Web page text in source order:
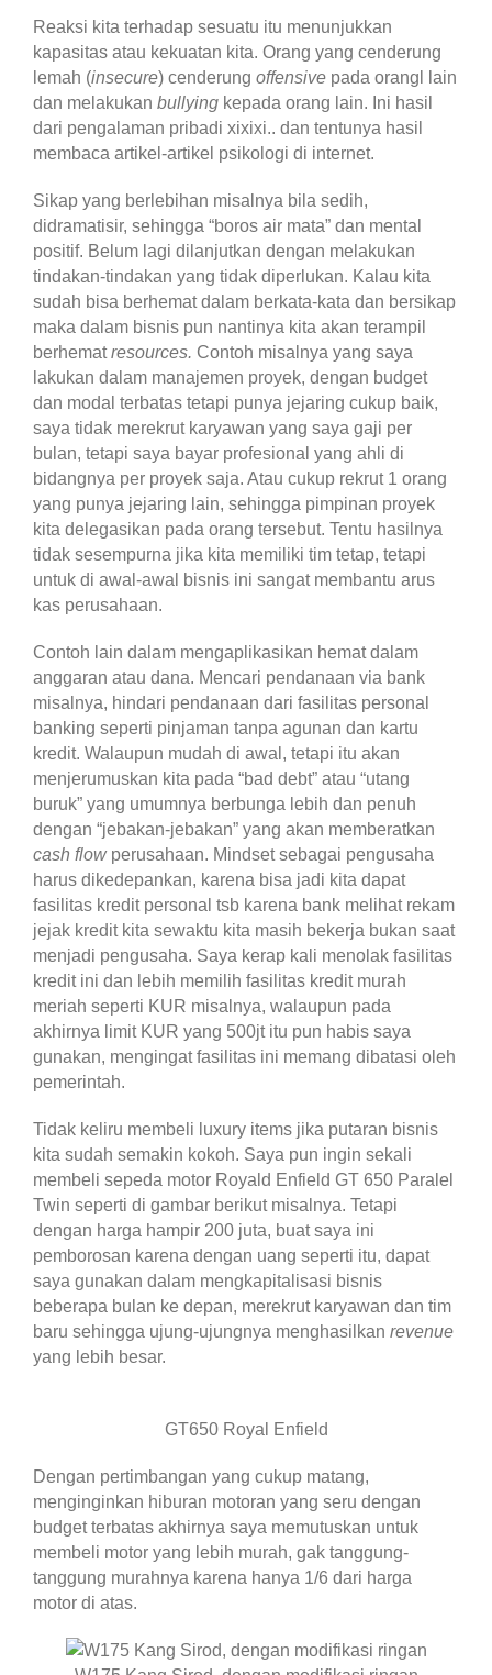
Reaksi kita terhadap sesuatu itu menunjukkan
kapasitas atau kekuatan kita. Orang yang cenderung
lemah (insecure) cenderung offensive pada orangl lain
dan melakukan bullying kepada orang lain. Ini hasil
dari pengalaman pribadi xixixi.. dan tentunya hasil
membaca artikel-artikel psikologi di internet.
Sikap yang berlebihan misalnya bila sedih,
didramatisir, sehingga “boros air mata” dan mental
positif. Belum lagi dilanjutkan dengan melakukan
tindakan-tindakan yang tidak diperlukan. Kalau kita
sudah bisa berhemat dalam berkata-kata dan bersikap
maka dalam bisnis pun nantinya kita akan terampil
berhematresources. Contoh misalnya yang saya
lakukan dalam manajemen proyek, dengan budget
dan modal terbatas tetapi punya jejaring cukup baik,
saya tidak merekrut karyawan yang saya gaji per
bulan, tetapi saya bayar profesional yang ahli di
bidangnya per proyek saja. Atau cukup rekrut 1 orang
yang punya jejaring lain, sehingga pimpinan proyek
kita delegasikan pada orang tersebut. Tentu hasilnya
tidak sesempurna jika kita memiliki tim tetap, tetapi
untuk di awal-awal bisnis ini sangat membantu arus
kas perusahaan.
Contoh lain dalam mengaplikasikan hemat dalam
anggaran atau dana. Mencari pendanaan via bank
misalnya, hindari pendanaan dari fasilitas personal
banking seperti pinjaman tanpa agunan dan kartu
kredit. Walaupun mudah di awal, tetapi itu akan
menjerumuskan kita pada “bad debt” atau “utang
buruk” yang umumnya berbunga lebih dan penuh
dengan “jebakan-jebakan” yang akan memberatkan
cash flowperusahaan. Mindset sebagai pengusaha
harus dikedepankan, karena bisa jadi kita dapat
fasilitas kredit personal tsb karena bank melihat rekam
jejak kredit kita sewaktu kita masih bekerja bukan saat
menjadi pengusaha. Saya kerap kali menolak fasilitas
kredit ini dan lebih memilih fasilitas kredit murah
meriah seperti KUR misalnya, walaupun pada
akhirnya limit KUR yang 500jt itu pun habis saya
gunakan, mengingat fasilitas ini memang dibatasi oleh
pemerintah.
Tidak keliru membeli luxury items jika putaran bisnis
kita sudah semakin kokoh. Saya pun ingin sekali
membeli sepeda motor Royald Enfield GT 650 Paralel
Twin seperti di gambar berikut misalnya. Tetapi
dengan harga hampir 200 juta, buat saya ini
pemborosan karena dengan uang seperti itu, dapat
saya gunakan dalam mengkapitalisasi bisnis
beberapa bulan ke depan, merekrut karyawan dan tim
baru sehingga ujung-ujungnya menghasilkan revenue
yang lebih besar.
GT650 Royal Enfield
Dengan pertimbangan yang cukup matang,
menginginkan hiburan motoran yang seru dengan
budget terbatas akhirnya saya memutuskan untuk
membeli motor yang lebih murah, gak tanggung-
tanggung murahnya karena hanya 1/6 dari harga
motor di atas.